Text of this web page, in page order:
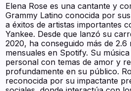
Elena Rose es una cantante y
Grammy Latino conocida por
a éxitos de artistas importantes
Yankee. Desde que lanzó su
2020, ha conseguido más de 2.6
mensuales en Spotify. Su
personal con temas de amor y
profundamente en su público.
reconocida por su impactante